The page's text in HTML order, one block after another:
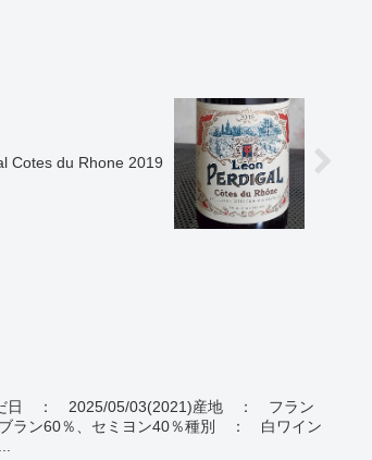
Cotes du Rhone 2019
だ日 ： 2025/05/03(2021)産地 ： フラン
ラン60％、セミヨン40％種別 ： 白ワイン